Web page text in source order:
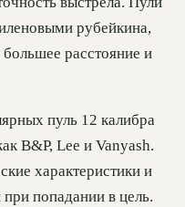
рубейкина,
расстояние и
пуль 12 калибра
B&P, Lee и Vanyash.
характеристики и
попадании в цель.